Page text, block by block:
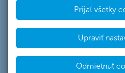
Prijať všetky
Upraviť
Odmietnuť
Prémiové výhody
Mastercard Gold
Vstup do
S Mastercard Credit Gold si